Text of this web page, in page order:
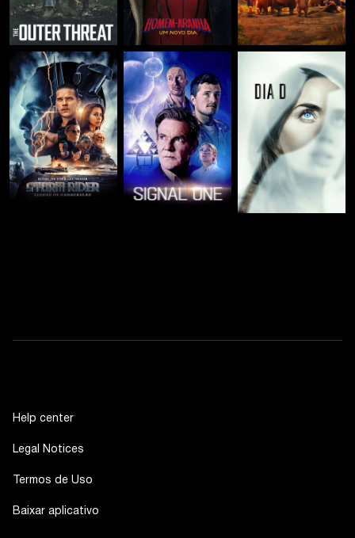
Help center
Legal Notices
Termos de Uso
Baixar aplicativo